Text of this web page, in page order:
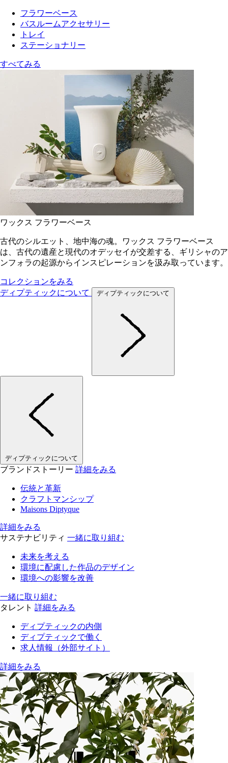
フラワーベース
バスルームアクセサリー
トレイ
ステーショナリー
すべてみる
ワックス フラワーベース
古代のシルエット、地中海の魂。ワックス フラワーベース
は、古代の遺産と現代のオデッセイが交差する、ギリシャのア
ンフォラの起源からインスピレーションを汲み取っています。
コレクションをみる
ディプティックについて
ディプティックについて
ディプティックについて
ブランドストーリー 詳細をみる
伝統と革新
クラフトマンシップ
Maisons Diptyque
詳細をみる
サステナビリティ 一緒に取り組む
未来を考える
環境に配慮した作品のデザイン
環境への影響を改善
一緒に取り組む
タレント 詳細をみる
ディプティックの内側
ディプティックで働く
求人情報（外部サイト）
詳細をみる